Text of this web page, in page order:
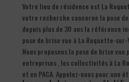
Votre lieu de résidence est La
votre recherche concerne la pose de
depuis plus de 30 ans la référence
pose de brise vue à La Roquette-sur-
Nous proposons la pose de brise
entreprises , les collectivités à La
et en PACA. Appelez-nous pour une